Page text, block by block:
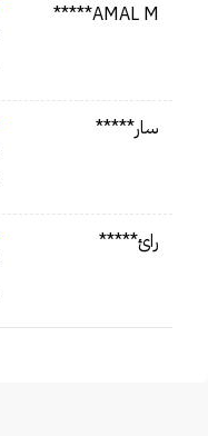
AMAL M*****
سار*****
رائ*****